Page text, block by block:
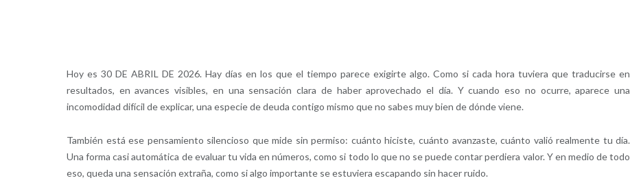
Hoy es 30 DE ABRIL DE 2026. Hay días en los que el tiempo parece exigirte algo. Como si cada hora tuviera que traducirse en
resultados, en avances visibles, en una sensación clara de haber aprovechado el día. Y cuando eso no ocurre, aparece una
incomodidad difícil de explicar, una especie de deuda contigo mismo que no sabes muy bien de dónde viene.
También está ese pensamiento silencioso que mide sin permiso: cuánto hiciste, cuánto avanzaste, cuánto valió realmente tu día.
Una forma casi automática de evaluar tu vida en números, como si todo lo que no se puede contar perdiera valor. Y en medio de todo
eso, queda una sensación extraña, como si algo importante se estuviera escapando sin hacer ruido.